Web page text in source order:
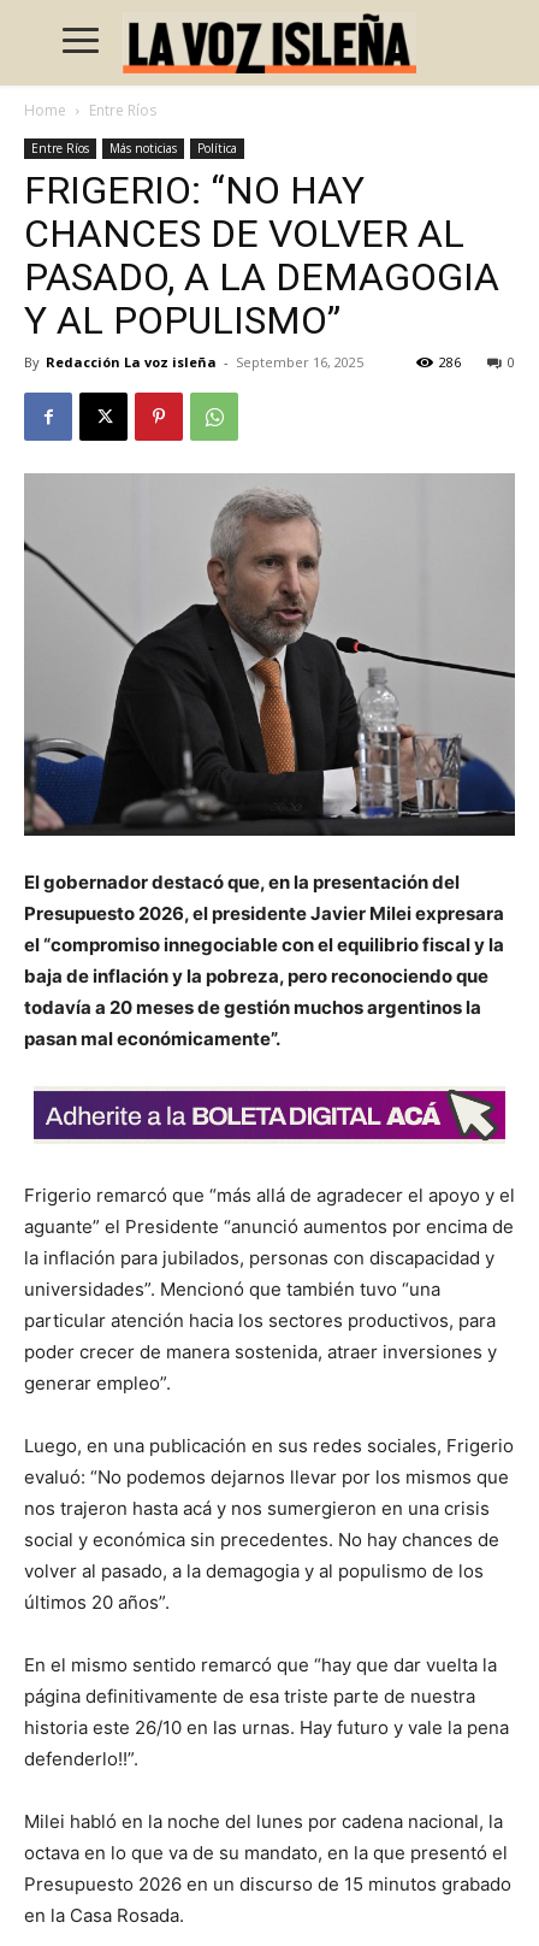
Home Entre Ríos
Entre Ríos Más noticias Política
FRIGERIO: “NO HAY
CHANCES DE VOLVER AL
PASADO, A LA DEMAGOGIA
Y AL POPULISMO”
By Redacción La voz isleña - September 16, 2025 0
286
El gobernador destacó que, en la presentación del
Presupuesto 2026, el presidente Javier Milei expresara
el “compromiso innegociable con el equilibrio fiscal y la
baja de inflación y la pobreza, pero reconociendo que
todavía a 20 meses de gestión muchos argentinos la
pasan mal económicamente”.
Frigerio remarcó que “más allá de agradecer el apoyo y el
aguante” el Presidente “anunció aumentos por encima de
la inflación para jubilados, personas con discapacidad y
universidades”. Mencionó que también tuvo “una
particular atención hacia los sectores productivos, para
poder crecer de manera sostenida, atraer inversiones y
generar empleo”.
Luego, en una publicación en sus redes sociales, Frigerio
evaluó: “No podemos dejarnos llevar por los mismos que
nos trajeron hasta acá y nos sumergieron en una crisis
social y económica sin precedentes. No hay chances de
volver al pasado, a la demagogia y al populismo de los
últimos 20 años”.
En el mismo sentido remarcó que “hay que dar vuelta la
página definitivamente de esa triste parte de nuestra
historia este 26/10 en las urnas. Hay futuro y vale la pena
defenderlo!!”.
Milei habló en la noche del lunes por cadena nacional, la
octava en lo que va de su mandato, en la que presentó el
Presupuesto 2026 en un discurso de 15 minutos grabado
en la Casa Rosada.